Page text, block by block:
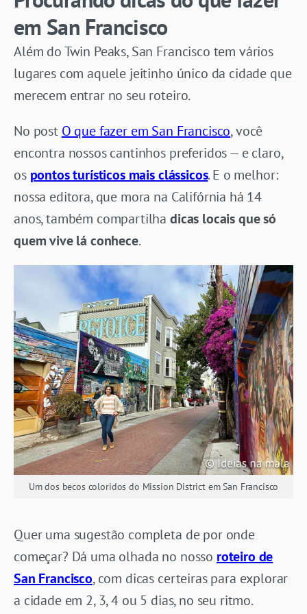
em San Francisco
Além do Twin Peaks, San Francisco tem vários
lugares com aquele jeitinho único da cidade que
merecem entrar no seu roteiro.
No post O que fazer em San Francisco, você
encontra nossos cantinhos preferidos — e claro,
os pontos turísticos mais clássicos. E o melhor:
nossa editora, que mora na Califórnia há 14
anos, também compartilha dicas locais que só
quem vive lá conhece.
Um dos becos coloridos do Mission District em San Francisco
Quer uma sugestão completa de por onde
começar? Dá uma olhada no nosso roteiro de
San Francisco, com dicas certeiras para explorar
a cidade em 2, 3, 4 ou 5 dias, no seu ritmo.